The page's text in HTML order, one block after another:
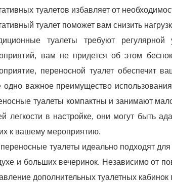
туалетов избавляет от
туалет поможет вам снизить
туалеты требуют
вам не придется об этом
переносной туалет обеспечит
важное преимущество
туалеты компактны и занимают
легкости в настройке, они могут быть
к вашему мероприятию.
туалеты идеально подходят
и больших вечеринок. Независимо от
дополнительных туалетных